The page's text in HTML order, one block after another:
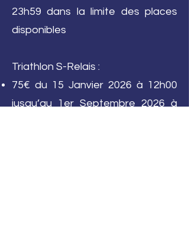
23h59 dans la limite des places
disponibles
Triathlon S-Relais :
75€ du 15 Janvier 2026 à 12h00
jusqu’au 1er Septembre 2026 à